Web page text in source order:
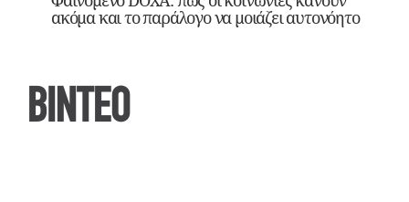
ακόμα και το παράλογο να μοιάζει αυτονόητο
ΒΙΝΤΕΟ